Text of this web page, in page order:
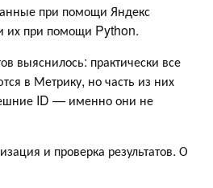
при помощи Яндекс
их при помощи Python.
выяснилось: практически все
в Метрику, но часть из них
ID — именно они не
и проверка результатов. О